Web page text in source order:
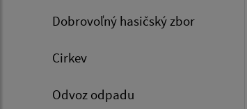
Dobrovoľný hasičský zbor
Cirkev
Odvoz odpadu